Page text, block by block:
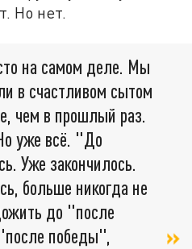
Но нет.
на самом деле. Мы
в счастливом сытом
чем в прошлый раз.
уже всё. "До
Уже закончилось.
больше никогда не
до "после
победы",